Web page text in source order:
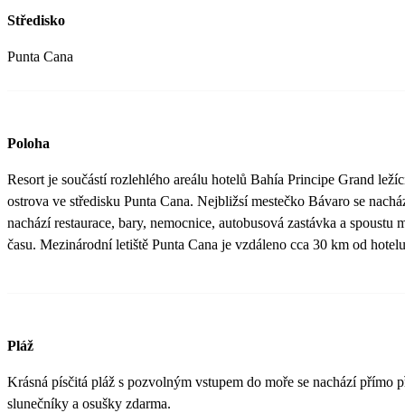
Středisko
Punta Cana
Poloha
Resort je součástí rozlehlého areálu hotelů Bahía Principe Grand
ostrova ve středisku Punta Cana. Nejbližsí mestečko Bávaro se
nachází restaurace, bary, nemocnice, autobusová zastávka a spoustu
času. Mezinárodní letiště Punta Cana je vzdáleno cca 30 km od
Pláž
Krásná písčitá pláž s pozvolným vstupem do moře se nachází přímo
slunečníky a osušky zdarma.